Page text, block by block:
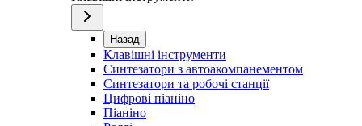
Назад
Клавішні інструменти
Синтезатори з автоакомпанементом
Синтезатори та робочі станції
Цифрові піаніно
Піаніно